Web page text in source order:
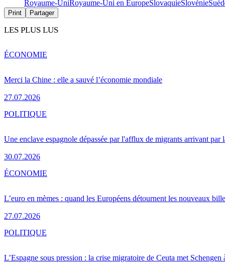
Royaume-UniRoyaume-Uni en EuropeSlovaquieSlovénie
Print Partager
LES PLUS LUS
Merci la Chine : elle a sauvé l’économie mondiale
27.07.2026
ÉCONOMIE
Une enclave espagnole dépassée par l'afflux de migrants arrivant par
30.07.2026
POLITIQUE
L’euro en mèmes : quand les Européens détournent les nouveaux
27.07.2026
ÉCONOMIE
L’Espagne sous pression : la crise migratoire de Ceuta met Schengen
POLITIQUE